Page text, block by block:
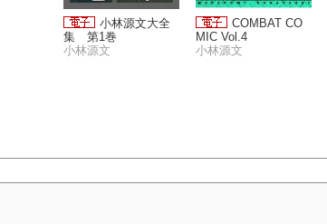
小林源文大全
集 第1巻
小林源文
COMBAT CO
MIC Vol.4
小林源文